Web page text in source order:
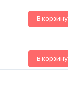
В корзину
В корзину